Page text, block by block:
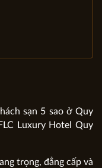
sạn 5 sao ở Quy
Luxury Hotel Quy
trọng, đẳng cấp và